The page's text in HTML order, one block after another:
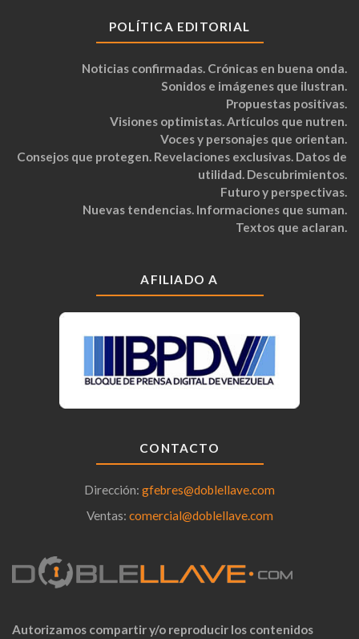
POLÍTICA EDITORIAL
Noticias confirmadas. Crónicas en buena onda.
Sonidos e imágenes que ilustran.
Propuestas positivas.
Visiones optimistas. Artículos que nutren.
Voces y personajes que orientan.
Consejos que protegen. Revelaciones exclusivas. Datos de
utilidad. Descubrimientos.
Futuro y perspectivas.
Nuevas tendencias. Informaciones que suman.
Textos que aclaran.
AFILIADO A
CONTACTO
Dirección: gfebres@doblellave.com
Ventas: comercial@doblellave.com
Autorizamos compartir y/o reproducir los contenidos